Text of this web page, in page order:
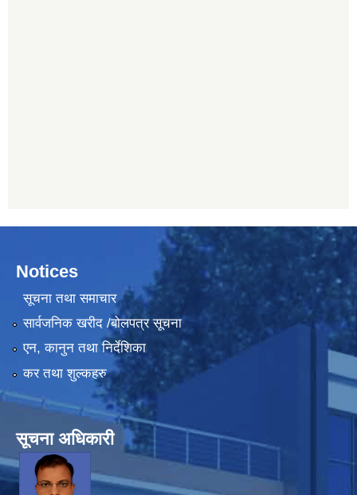
Notices
सूचना तथा समाचार
सार्वजनिक खरीद /बोलपत्र सूचना
एन, कानुन तथा निर्देशिका
कर तथा शुल्कहरु
सूचना अधिकारी